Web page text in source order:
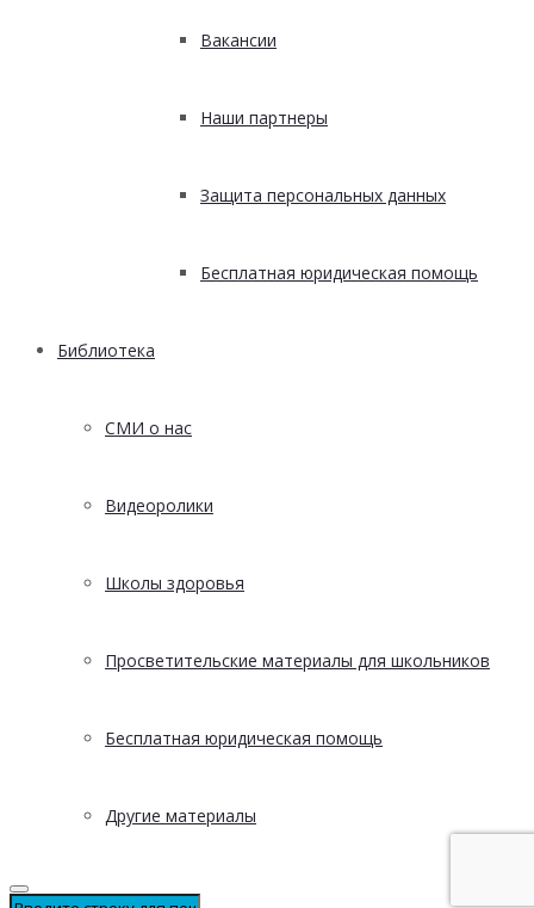
Вакансии
Наши партнеры
Защита персональных данных
Бесплатная юридическая помощь
Библиотека
СМИ о нас
Видеоролики
Школы здоровья
Просветительские материалы для школьников
Бесплатная юридическая помощь
Другие материалы